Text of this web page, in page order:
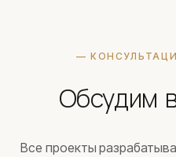
—
Обсудим
Все проекты